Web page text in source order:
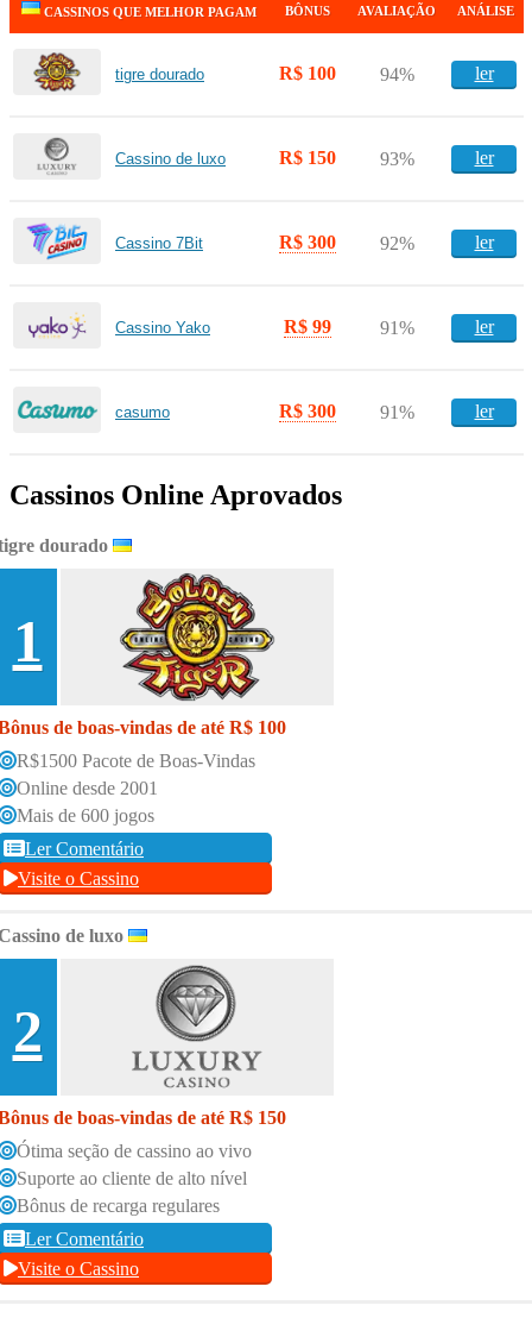
CASSINOS QUE MELHOR PAGAM BÔNUS AVALIAÇÃO ANÁLISE
tigre dourado R$ 100 94% ler
Cassino de luxo R$ 150 93% ler
Cassino 7Bit R$ 300 92% ler
Cassino Yako R$ 99 91% ler
casumo R$ 300 91% ler
Cassinos Online Aprovados
dourado
1
de boas-vindas de até R$ 100
R$1500 Pacote de Boas-Vindas
Online desde 2001
Mais de 600 jogos
Ler Comentário
Visite o Cassino
de luxo
2
de boas-vindas de até R$ 150
Ótima seção de cassino ao vivo
Suporte ao cliente de alto nível
Bônus de recarga regulares
Ler Comentário
Visite o Cassino